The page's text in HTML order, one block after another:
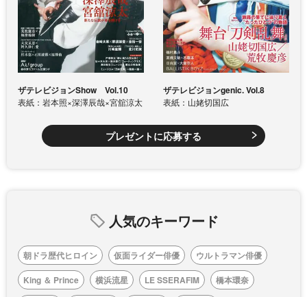
ザテレビジョンShow Vol.10
表紙：岩本照×深澤辰哉×宮舘涼太
ザテレビジョンgenic. Vol.8
表紙：山姥切国広
プレゼントに応募する
人気のキーワード
朝ドラ歴代ヒロイン 仮面ライダー俳優
ウルトラマン俳優
King ＆ Prince
横浜流星 LE SSERAFIM
橋本環奈